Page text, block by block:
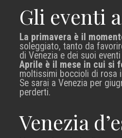
Gli eventi
La primavera è il
soleggiato, tanto da
di Venezia e dei suoi
Aprile è il mese in cui si
moltissimi boccioli di rosa
Se sarai a Venezia per
perderti.
Venezia